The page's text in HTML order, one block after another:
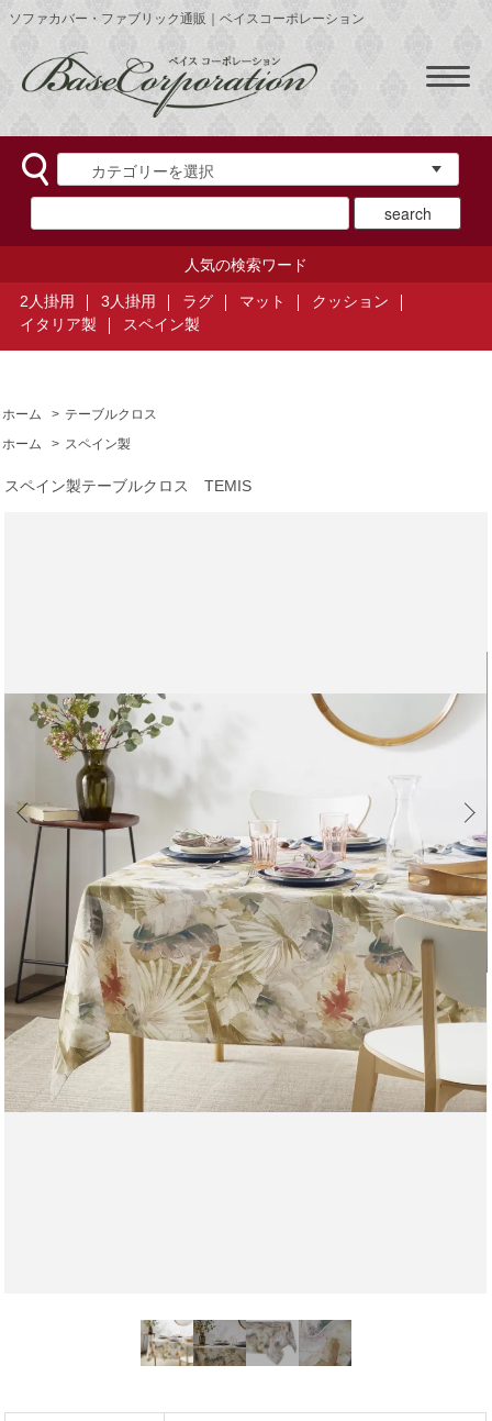
ソファカバー・ファブリック通販｜ベイスコーポレーション
人気の検索ワード
2人掛用 3人掛用 ラグ マット
クッション
イタリア製
スペイン製
ホーム > テーブルクロス
ホーム
> スペイン製
スペイン製テーブルクロス TEMIS